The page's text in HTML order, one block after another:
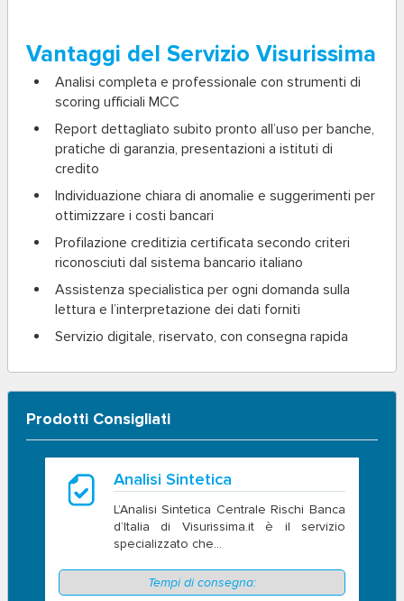
Vantaggi del Servizio Visurissima
Analisi completa e professionale con strumenti di
scoring ufficiali MCC
Report dettagliato subito pronto all’uso per banche,
pratiche di garanzia, presentazioni a istituti di
credito
Individuazione chiara di anomalie e suggerimenti per
ottimizzare i costi bancari
Profilazione creditizia certificata secondo criteri
riconosciuti dal sistema bancario italiano
Assistenza specialistica per ogni domanda sulla
lettura e l’interpretazione dei dati forniti
Servizio digitale, riservato, con consegna rapida
Prodotti Consigliati
Analisi Sintetica
L’Analisi Sintetica Centrale Rischi Banca
d’Italia di Visurissima.it è il servizio
specializzato che...
Tempi di consegna: